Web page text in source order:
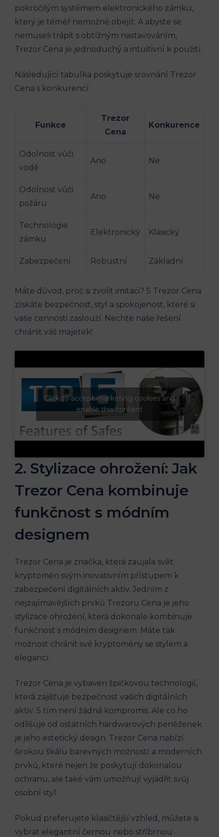
pokročilým systémem elektronického zámku,
který je téměř nemožné obejít. A abyste se
nemuseli trápit s obtížným nastavováním,
Trezor Cena je jednoduchý a intuitivní k použití.
Následující tabulka poskytuje srovnání Trezor
Cena s konkurencí:
Funkce
Trezor
Cena
Konkurence
Odolnost vůči
vodě
Ano Ne
Odolnost vůči
požáru
Ano Ne
Technologie
zámku
Elektronický Klasický
Zabezpečení Robustní Základní
Máte důvod, proč si zvolit imitaci? S Trezor Cena
získáte bezpečnost, styl a spokojenost, které si
vaše cennosti zaslouží. Nechte naše řešení
chránit váš majetek!
Click to accept marketing cookies and
enable this content
2. Stylizace ohrožení: Jak
Trezor Cena kombinuje
funkčnost s módním
designem
Trezor Cena je značka, která zaujala svět
kryptoměn svým inovativním přístupem k
zabezpečení digitálních aktiv. Jedním z
nejzajímavějších prvků Trezoru Cena je jeho
stylizace ohrožení, která dokonale kombinuje
funkčnost s módním designem. Máte tak
možnost chránit své kryptoměny se stylem a
elegancí.
Trezor Cena je vybaven špičkovou technologií,
která zajišťuje bezpečnost vašich digitálních
aktiv. S tím není žádná kompromis. Ale co ho
odlišuje od ostatních hardwarových peněženek
je jeho estetický design. Trezor Cena nabízí
širokou škálu barevných možností a moderních
prvků, které nejen že poskytují dokonalou
ochranu, ale také vám umožňují vyjádřit svůj
osobní styl.
Pokud preferujete klasičtější vzhled, můžete si
vybrat elegantní černou nebo stříbrnou